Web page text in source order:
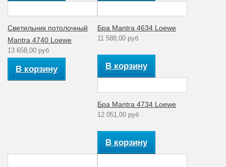
Светильник потолочный
Mantra 4740 Loewe
13 658,00 руб
В корзину
Бра Mantra 4634 Loewe
11 588,00 руб
В корзину
Бра Mantra 4734 Loewe
12 051,00 руб
В корзину